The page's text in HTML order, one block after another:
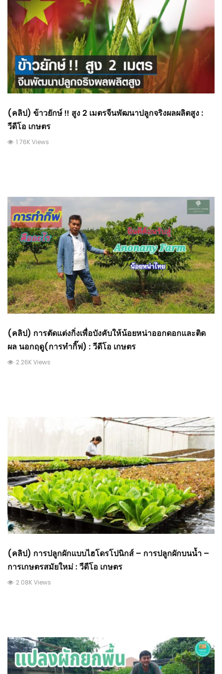
(คลิป) ข้าวยักษ์ !! สูง 2 เมตรจีนพัฒนาปลูกจริงผลผลิตสูง :
วีดีโอ เกษตร
1.76K Views
(คลิป) การตัดแต่งกิ่งเพื่อบังคับให้น้อยหน่าออกดอกและติด
ผล นอกฤดู(การทำกิ๊ฟ) : วีดีโอ เกษตร
2.26K Views
(คลิป) การปลูกผักแบบไฮโดรโปนิกส์ – การปลูกผักบนน้ำ –
การเกษตรสมัยใหม่ : วีดีโอ เกษตร
2.08K Views